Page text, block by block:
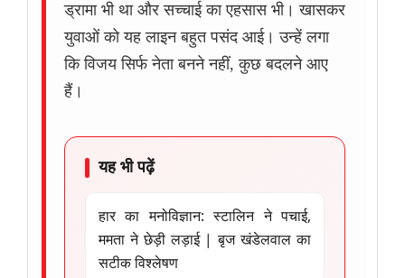
ड्रामा भी था और सच्चाई का एहसास भी। खासकर
युवाओं को यह लाइन बहुत पसंद आई। उन्हें लगा
कि विजय सिर्फ नेता बनने नहीं, कुछ बदलने आए
हैं।
यह भी पढ़ें
हार का मनोविज्ञान: स्टालिन ने पचाई,
ममता ने छेड़ी लड़ाई | बृज खंडेलवाल का
सटीक विश्लेषण